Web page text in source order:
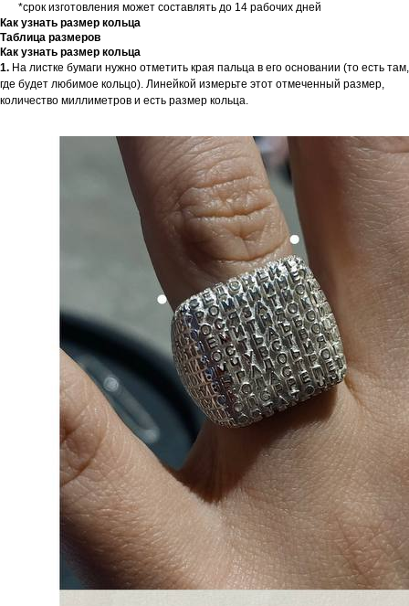
*срок изготовления может составлять до 14 рабочих дней
Как узнать размер кольца
Таблица размеров
Как узнать размер кольца
1. На листке бумаги нужно отметить края пальца в его основании (то есть там,
где будет любимое кольцо). Линейкой измерьте этот отмеченный размер,
количество миллиметров и есть размер кольца.